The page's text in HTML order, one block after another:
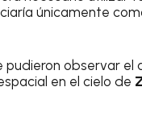
únicamente
pudieron observar el
en el cielo de